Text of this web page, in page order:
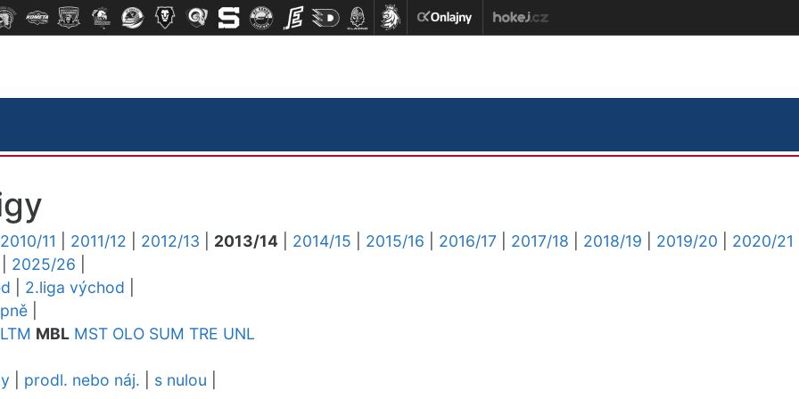
2010/11 2011/12 2012/13 2013/14 2014/15 2015/16 2016/17 2017/18 2018/19 2019/20
2020/21
2025/26
2.liga východ
LTM MBL MST OLO SUM TRE UNL
prodl. nebo náj. s nulou